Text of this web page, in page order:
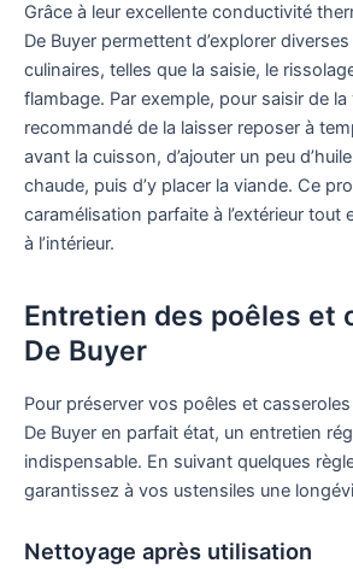
Grâce à leur excellente conductivité
De Buyer permettent d’explorer
culinaires, telles que la saisie, le
flambage. Par exemple, pour saisir de
recommandé de la laisser reposer à
avant la cuisson, d’ajouter un peu
chaude, puis d’y placer la viande. Ce
caramélisation parfaite à l’extérieur tout
à l’intérieur.
Entretien des poêles et
De Buyer
Pour préserver vos poêles et
De Buyer en parfait état, un entretien
indispensable. En suivant quelques
garantissez à vos ustensiles une
Nettoyage après utilisation